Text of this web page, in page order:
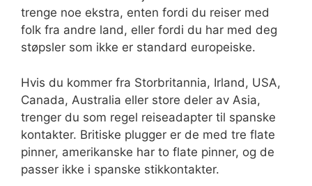
trenge noe ekstra, enten fordi du reiser med
folk fra andre land, eller fordi du har med deg
støpsler som ikke er standard europeiske.
Hvis du kommer fra Storbritannia, Irland, USA,
Canada, Australia eller store deler av Asia,
trenger du som regel reiseadapter til spanske
kontakter. Britiske plugger er de med tre flate
pinner, amerikanske har to flate pinner, og de
passer ikke i spanske stikkontakter.